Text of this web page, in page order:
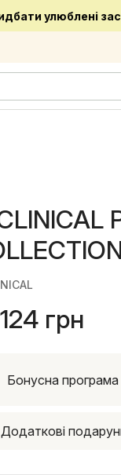
засоби за
грн
Бонусна програма
Додаткові